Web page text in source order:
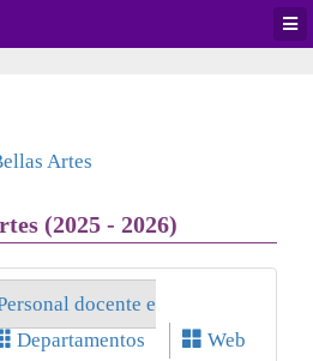
Artes
(2025 - 2026)
docente e
Departamentos Web